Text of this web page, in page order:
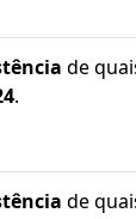
de
.
de